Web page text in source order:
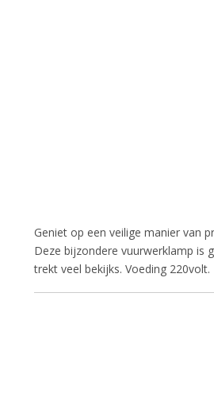
Geniet op een veilige manier van
Deze bijzondere vuurwerklamp is
trekt veel bekijks. Voeding 220volt.